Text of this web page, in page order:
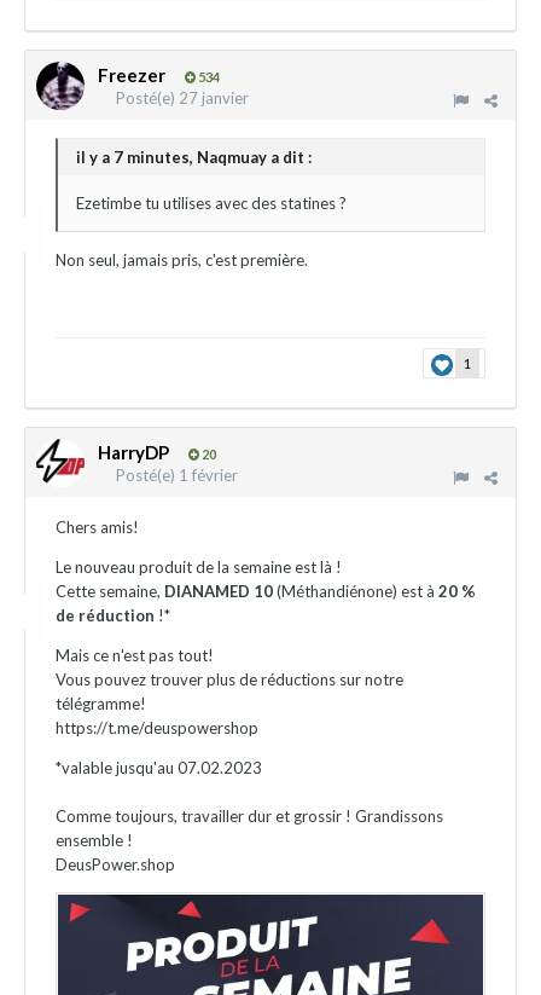
Freezer 534
Posté(e) 27 janvier
il y a 7 minutes, Naqmuay a dit :
Ezetimbe tu utilises avec des statines ?
Non seul, jamais pris, c'est première.
1
HarryDP 20
Posté(e) 1 février
Chers amis!
Le nouveau produit de la semaine est là !
Cette semaine, DIANAMED 10(Méthandiénone) est à 20 %
de réduction !*
Mais ce n'est pas tout!
Vous pouvez trouver plus de réductions sur notre
télégramme!
https://t.me/deuspowershop
*valable jusqu'au 07.02.2023
Comme toujours, travailler dur et grossir ! Grandissons
ensemble !
DeusPower.shop